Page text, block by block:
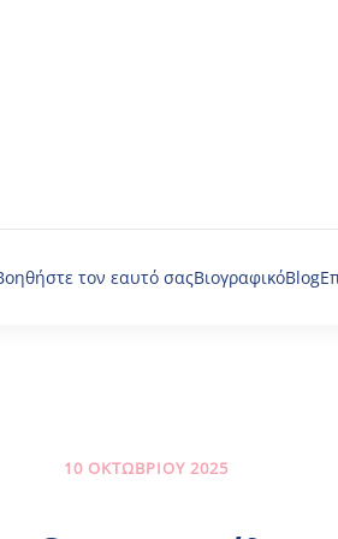
τον εαυτό σαςΒιογραφικόBlog
10 ΟΚΤΩΒΡΊΟΥ 2025